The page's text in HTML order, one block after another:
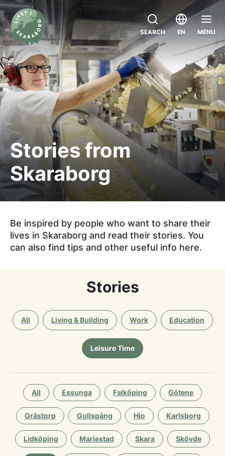
Be inspired by people who want to share their
lives in Skaraborg and read their stories. You
can also find tips and other useful info here.
Stories from
Skaraborg
SEARCH EN MENU
Stories
All Living & Building Work Education
Leisure Time
All Essunga Falköping Götene
Grästorp Gullspång Hjo Karlsborg
Lidköping Mariestad Skara Skövde